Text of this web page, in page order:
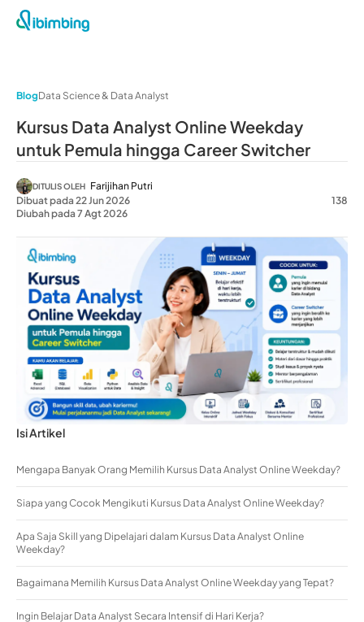
BlogData Science & Data Analyst
Kursus Data Analyst Online Weekday
untuk Pemula hingga Career Switcher
DITULIS OLEH Farijihan Putri
Dibuat pada 22 Jun 2026
Diubah pada 7 Agt 2026
138
Isi Artikel
Mengapa Banyak Orang Memilih Kursus Data Analyst Online Weekday?
Siapa yang Cocok Mengikuti Kursus Data Analyst Online Weekday?
Apa Saja Skill yang Dipelajari dalam Kursus Data Analyst Online
Weekday?
Bagaimana Memilih Kursus Data Analyst Online Weekday yang Tepat?
Ingin Belajar Data Analyst Secara Intensif di Hari Kerja?